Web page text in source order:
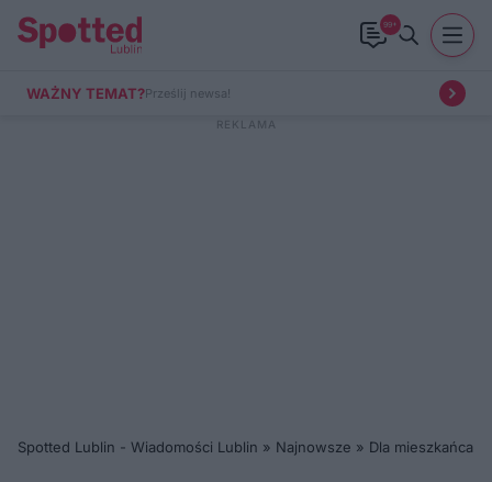
99+
WAŻNY TEMAT?Prześlij newsa!
Spotted Lublin - Wiadomości Lublin » Najnowsze » Dla mieszkańca